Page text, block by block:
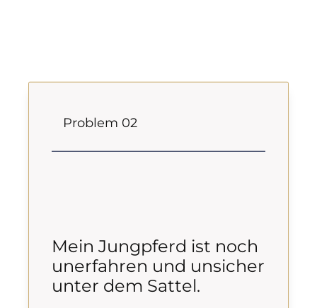
Problem 02
Mein Jungpferd ist noch
unerfahren und unsicher
unter dem Sattel.